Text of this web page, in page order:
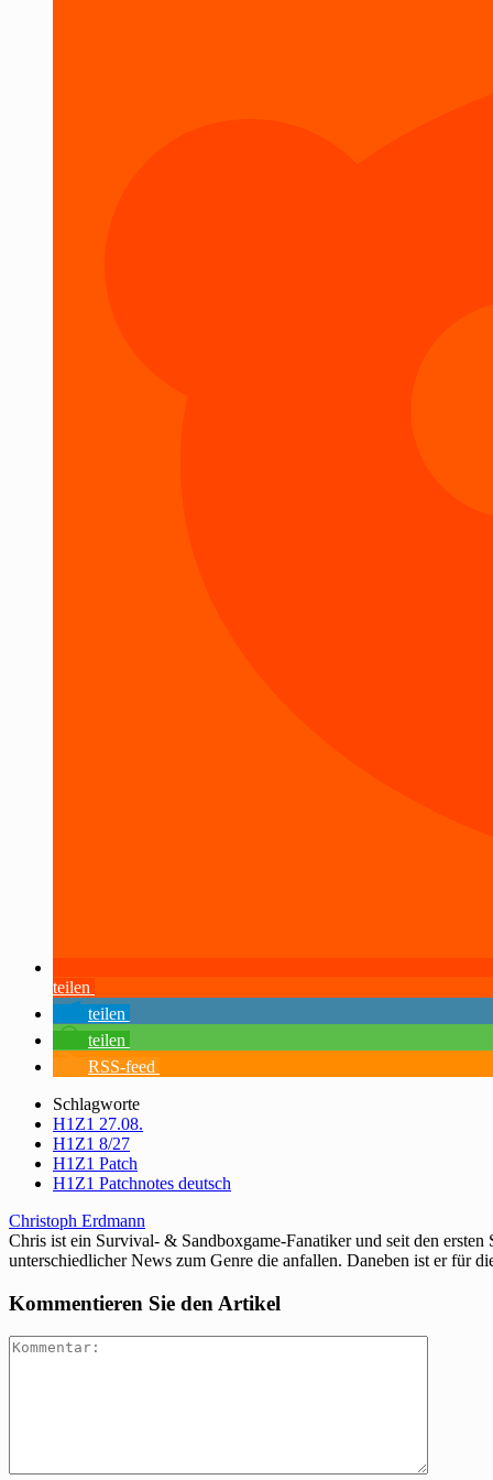
teilen
teilen
teilen
RSS-feed
Schlagworte
H1Z1 27.08.
H1Z1 8/27
H1Z1 Patch
H1Z1 Patchnotes deutsch
Christoph Erdmann
Chris ist ein Survival- & Sandboxgame-Fanatiker und seit den
unterschiedlicher News zum Genre die anfallen. Daneben ist er für
Kommentieren Sie den Artikel